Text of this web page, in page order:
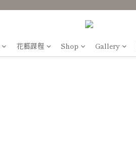
花藝課程 Shop Gallery